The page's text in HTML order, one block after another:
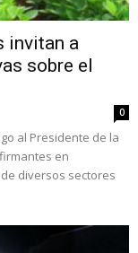
invitan a
sobre el
0
al Presidente de la
en
diversos sectores